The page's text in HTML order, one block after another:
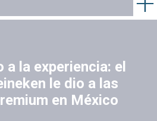
a la experiencia: el
le dio a las
en México